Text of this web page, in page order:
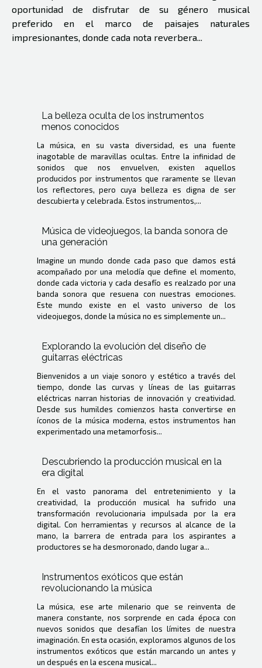
oportunidad de disfrutar de su género musical
preferido en el marco de paisajes naturales
impresionantes, donde cada nota reverbera...
La belleza oculta de los instrumentos
menos conocidos
La música, en su vasta diversidad, es una fuente
inagotable de maravillas ocultas. Entre la infinidad de
sonidos que nos envuelven, existen aquellos
producidos por instrumentos que raramente se llevan
los reflectores, pero cuya belleza es digna de ser
descubierta y celebrada. Estos instrumentos,...
Música de videojuegos, la banda sonora de
una generación
Imagine un mundo donde cada paso que damos está
acompañado por una melodía que define el momento,
donde cada victoria y cada desafío es realzado por una
banda sonora que resuena con nuestras emociones.
Este mundo existe en el vasto universo de los
videojuegos, donde la música no es simplemente un...
Explorando la evolución del diseño de
guitarras eléctricas
Bienvenidos a un viaje sonoro y estético a través del
tiempo, donde las curvas y líneas de las guitarras
eléctricas narran historias de innovación y creatividad.
Desde sus humildes comienzos hasta convertirse en
íconos de la música moderna, estos instrumentos han
experimentado una metamorfosis...
Descubriendo la producción musical en la
era digital
En el vasto panorama del entretenimiento y la
creatividad, la producción musical ha sufrido una
transformación revolucionaria impulsada por la era
digital. Con herramientas y recursos al alcance de la
mano, la barrera de entrada para los aspirantes a
productores se ha desmoronado, dando lugar a...
Instrumentos exóticos que están
revolucionando la música
La música, ese arte milenario que se reinventa de
manera constante, nos sorprende en cada época con
nuevos sonidos que desafían los límites de nuestra
imaginación. En esta ocasión, exploramos algunos de los
instrumentos exóticos que están marcando un antes y
un después en la escena musical...